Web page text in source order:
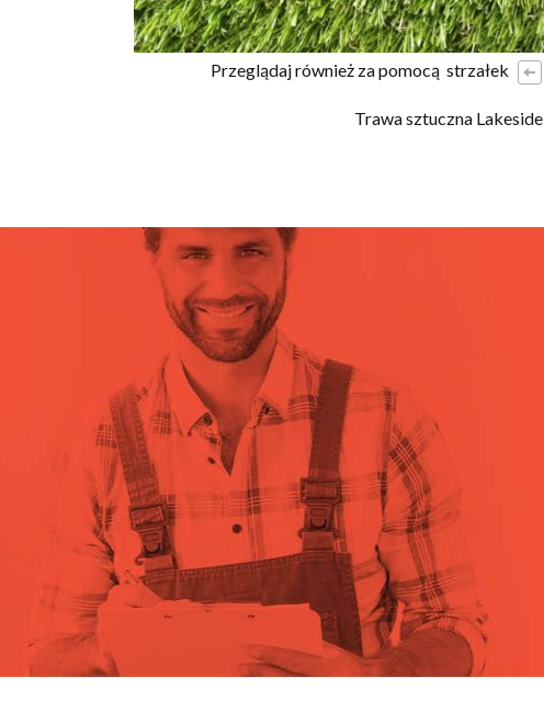
Przeglądaj również za pomocą strzałek
Trawa sztuczna Lakeside